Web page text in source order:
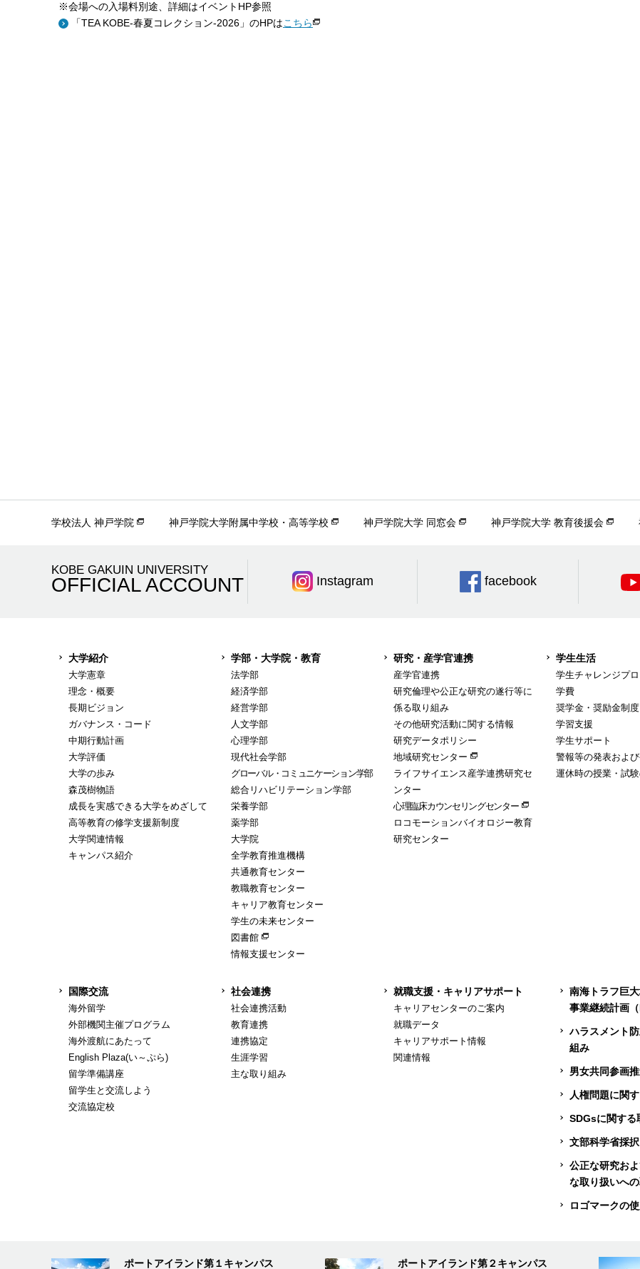
※会場への入場料別途、詳細はイベントHP参照
「TEA KOBE-春夏コレクション-2026」のHPはこちら
学校法人 神戸学院 神戸学院大学附属中学校・高等学校 神戸学院大学 同窓会 神戸学院大学 教育後援会
KOBE GAKUIN UNIVERSITY
OFFICIAL ACCOUNT Instagram facebook
大学紹介
大学憲章
理念・概要
長期ビジョン
ガバナンス・コード
中期行動計画
大学評価
大学の歩み
森茂樹物語
成長を実感できる大学をめざして
高等教育の修学支援新制度
大学関連情報
キャンパス紹介
学部・大学院・教育
法学部
経済学部
経営学部
人文学部
心理学部
現代社会学部
グローバル・コミュニケーション学部
総合リハビリテーション学部
栄養学部
薬学部
大学院
全学教育推進機構
共通教育センター
教職教育センター
キャリア教育センター
学生の未来センター
図書館
情報支援センター
研究・産学官連携
産学官連携
研究倫理や公正な研究の遂行等に
係る取り組み
その他研究活動に関する情報
研究データポリシー
地域研究センター
ライフサイエンス産学連携研究セ
ンター
心理臨床カウンセリングセンター
ロコモーションバイオロジー教育
研究センター
学生生活
学生チャレンジプ
学費
奨学金・奨励金制度
学習支援
学生サポート
警報等の発表およ
運休時の授業・試
国際交流
海外留学
外部機関主催プログラム
海外渡航にあたって
English Plaza(い～ぷら)
留学準備講座
留学生と交流しよう
交流協定校
社会連携
社会連携活動
教育連携
連携協定
生涯学習
主な取り組み
就職支援・キャリアサポート
キャリアセンターのご案内
就職データ
キャリアサポート情報
関連情報
南海トラフ巨
事業継続計画（
ハラスメント
組み
男女共同参画
人権問題に関
SDGsに関する
文部科学省採
公正な研究お
な取り扱いへ
ロゴマークの
ポートアイランド第１キャンパス ポートアイランド第２キャンパス